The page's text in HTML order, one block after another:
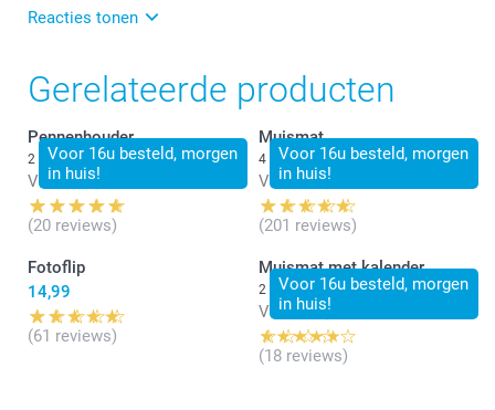
Reacties tonen
19/01/2024
13:23
Hartelijk dank voor jouw mooie woorden. We kijken
ernaar uit om jou in de toekomst opnieuw te mogen
verwelkomen.
Vriendelijke groet!
Gerelateerde producten
Voor 16u besteld, morgen
in huis!
Pennenhouder
2 varianten
Vanaf 14,99
(20 reviews)
Voor 16u besteld, morgen
in huis!
Muismat
4 varianten
Vanaf 12,49
(201 reviews)
Fotoflip
14,99
(61 reviews)
Voor 16u besteld, morgen
in huis!
Muismat met kalender
2 varianten
Vanaf 14,99
(18 reviews)